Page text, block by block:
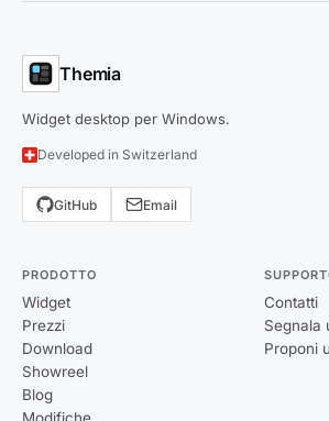
Themia
Widget desktop per Windows.
Developed in Switzerland
GitHub Email
PRODOTTO
Widget
Prezzi
Download
Showreel
Blog
Contatti
Segnala
Proponi